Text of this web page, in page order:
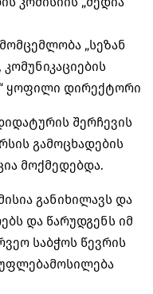
„სეზან
ყოფილი დირექტორი
შერჩევის
გამოცხადების
მოქმედებდა.
განიხილავს და
და წარუდგენს იმ
საბჭოს წევრის